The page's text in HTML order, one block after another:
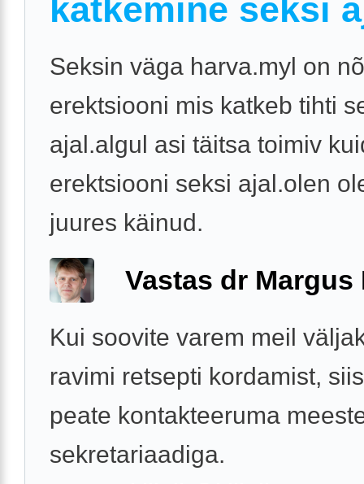
katkemine seksi
Seksin väga harva.myl on
erektsiooni mis katkeb tihti
ajal.algul asi täitsa toimiv
erektsiooni seksi ajal.olen
juures käinud.
Vastas dr Margus
Kui soovite varem meil
ravimi retsepti kordamist,
peate kontakteeruma
sekretariaadiga.